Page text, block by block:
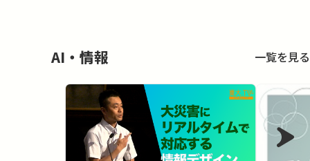
AI・情報 一覧を見る